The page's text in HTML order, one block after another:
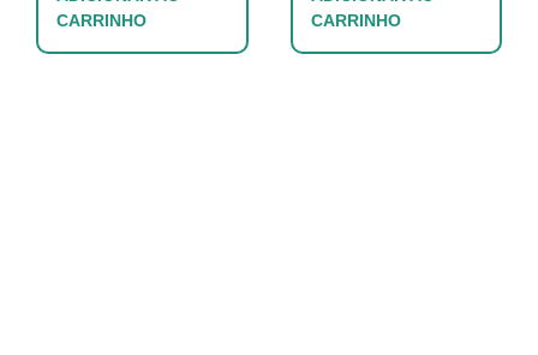
CARRINHO
CARRINHO